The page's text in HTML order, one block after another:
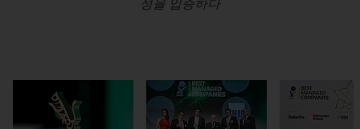
성을 입증하다
EMAG은 “Axia Best Managed Companies Award”로 우수
지난 수년간 이루어 왔던 일들을 인정한 것이라고 생각합니